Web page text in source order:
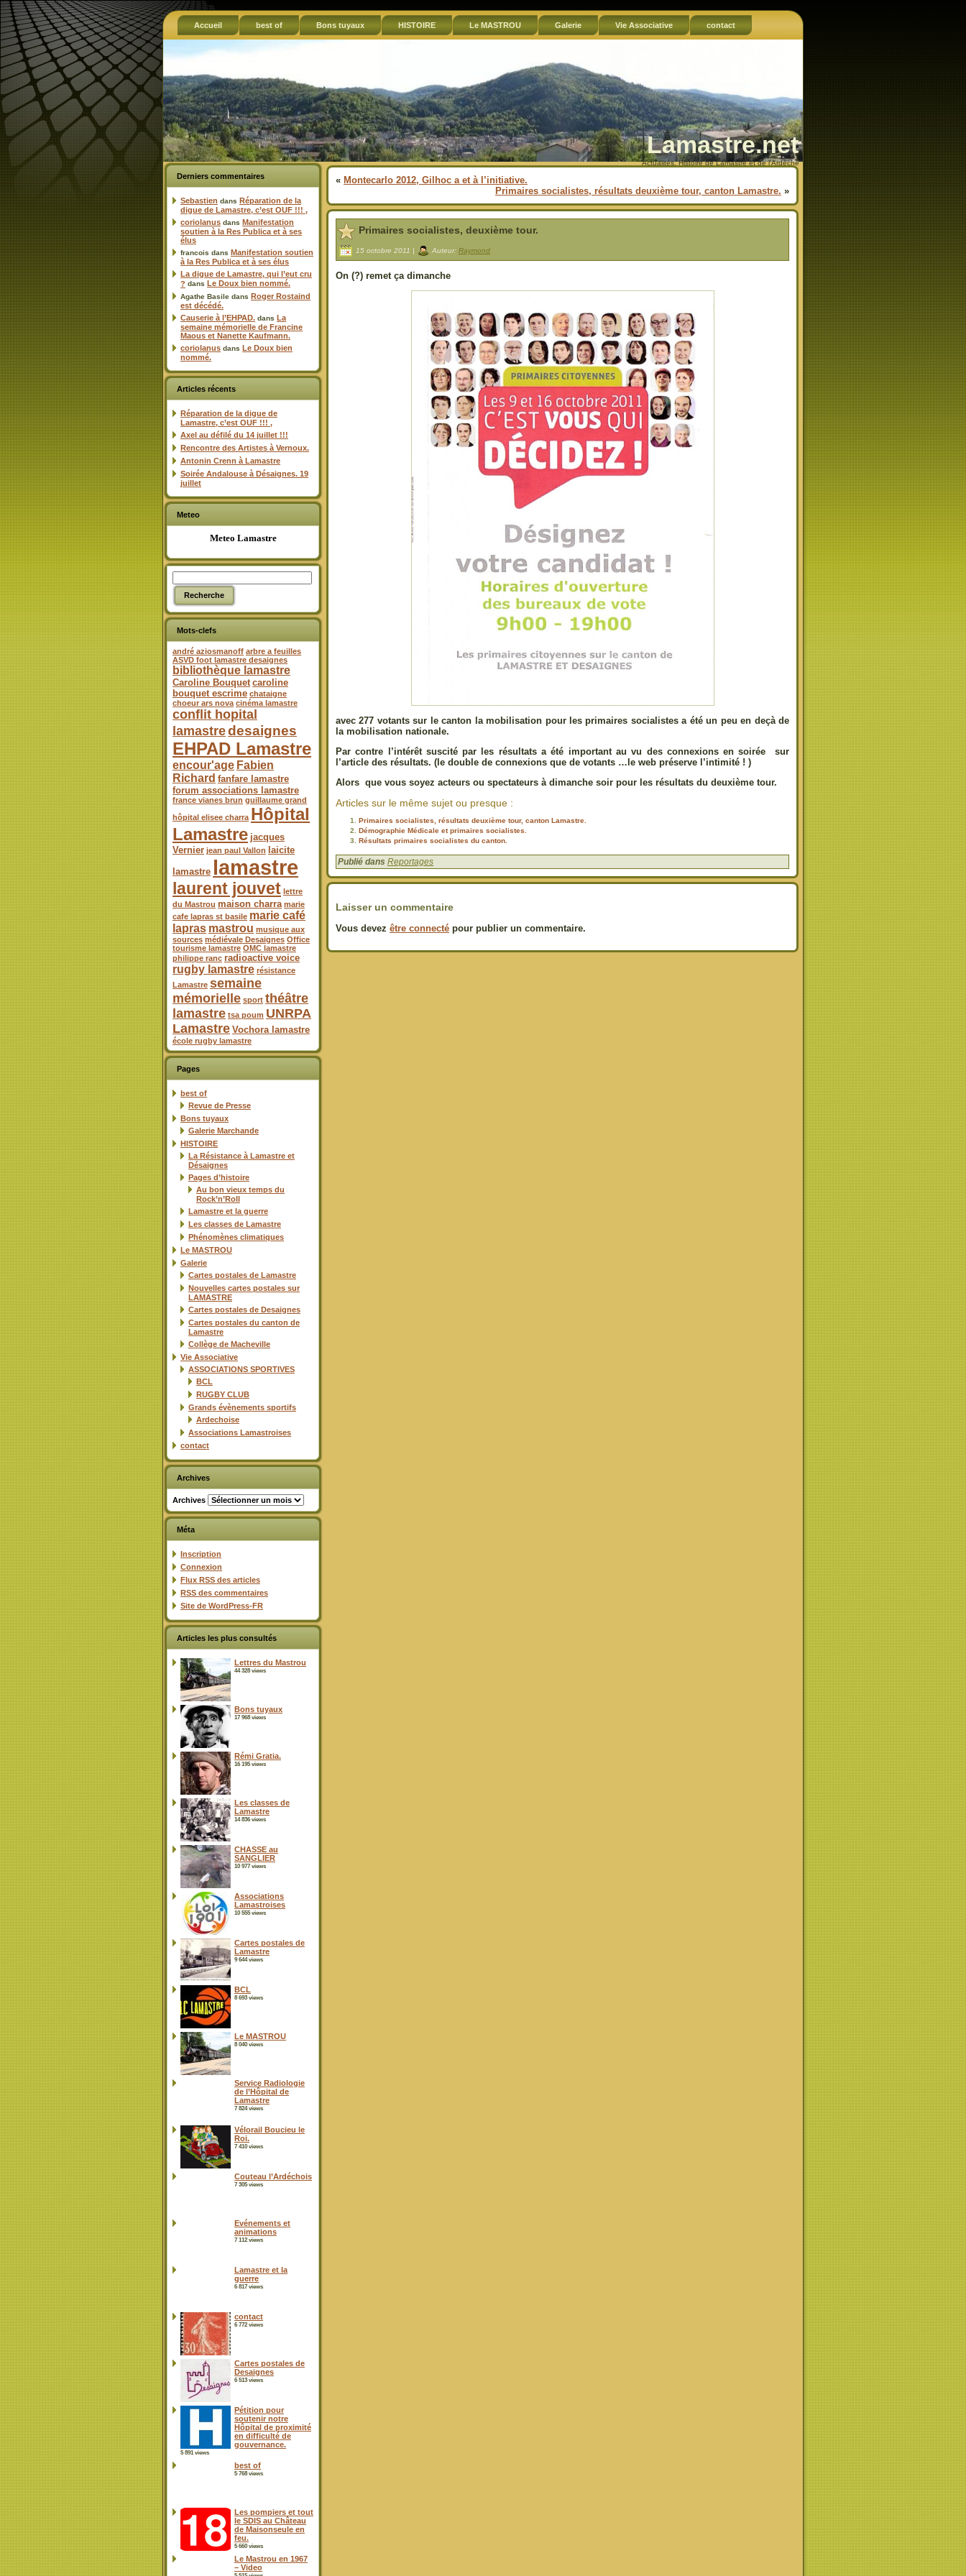
Accueil best of Bons tuyaux HISTOIRE Le MASTROU Galerie Vie Associative contact
Lamastre.net
Actualités, Histoire de Lamastre et de l'Ardèche
Derniers commentaires
Sebastien dans Réparation de la
digue de Lamastre, c’est OUF !!! ,
coriolanus dans Manifestation
soutien à la Res Publica et à ses
élus
francois dans Manifestation soutien
à la Res Publica et à ses élus
La digue de Lamastre, qui l’eut cru
? dans Le Doux bien nommé.
Agathe Basile dans Roger Rostaind
est décédé.
Causerie à l’EHPAD. dans La
semaine mémorielle de Francine
Maous et Nanette Kaufmann.
coriolanus dans Le Doux bien
nommé.
Articles récents
Réparation de la digue de
Lamastre, c’est OUF !!! ,
Axel au défilé du 14 juillet !!!
Rencontre des Artistes à Vernoux.
Antonin Crenn à Lamastre
Soirée Andalouse à Désaignes. 19
juillet
Meteo
Meteo Lamastre
Mots-clefs
andré aziosmanoff arbre a feuilles
ASVD foot lamastre desaignes
bibliothèque lamastre
Caroline Bouquet caroline
bouquet escrime chataigne
choeur ars nova cinéma lamastre
conflit hopital
lamastredesaignes
EHPAD Lamastre
encour'age Fabien
Richard fanfare lamastre
forum associations lamastre
france vianes brun guillaume grand
hôpital elisee charra Hôpital
Lamastre jacques
Vernier jean paul Vallon
laicite
lamastre lamastre
laurent jouvet lettre
du Mastrou maison charra marie
cafe lapras st basile marie café
lapras mastrou musique aux
sources médiévale Desaignes Office
tourisme lamastre OMC lamastre
philippe ranc radioactive voice
rugby lamastre résistance
Lamastre semaine
mémorielle sport théâtre
lamastre tsa poum UNRPA
Lamastre Vochora lamastre
école rugby lamastre
Pages
best of
Revue de Presse
Bons tuyaux
Galerie Marchande
HISTOIRE
La Résistance à Lamastre et
Désaignes
Pages d’histoire
Au bon vieux temps du
Rock’n’Roll
Lamastre et la guerre
Les classes de Lamastre
Phénomènes climatiques
Le MASTROU
Galerie
Cartes postales de Lamastre
Nouvelles cartes postales sur
LAMASTRE
Cartes postales de Desaignes
Cartes postales du canton de
Lamastre
Collège de Macheville
Vie Associative
ASSOCIATIONS SPORTIVES
BCL
RUGBY CLUB
Grands évènements sportifs
Ardechoise
Associations Lamastroises
contact
Archives
Archives
Méta
Inscription
Connexion
Flux RSS des articles
RSS des commentaires
Site de WordPress-FR
Articles les plus consultés
Lettres du Mastrou
44 328 views
Bons tuyaux
17 968 views
Rémi Gratia.
16 195 views
Les classes de
Lamastre
14 836 views
CHASSE au
SANGLIER
10 977 views
Associations
Lamastroises
10 555 views
Cartes postales de
Lamastre
9 644 views
BCL
8 693 views
Le MASTROU
8 040 views
Service Radiologie
de l’Hôpital de
Lamastre
7 824 views
Vélorail Boucieu le
Roi.
7 410 views
Couteau l’Ardéchois
7 305 views
Evénements et
animations
7 112 views
Lamastre et la
guerre
6 817 views
contact
6 772 views
Cartes postales de
Desaignes
6 513 views
Pétition pour
soutenir notre
Hôpital de proximité
en difficulté de
gouvernance.
5 891 views
best of
5 768 views
Les pompiers et tout
le SDIS au Château
de Maisonseule en
feu.
5 660 views
Le Mastrou en 1967
– Video
« Montecarlo 2012, Gilhoc a et à l’initiative.
Primaires socialistes, résultats deuxième tour, canton Lamastre. »
Primaires socialistes, deuxième tour.
15 octobre 2011 | Auteur: Raymond
On (?) remet ça dimanche
avec 277 votants sur le canton la mobilisation pour les primaires socialistes a été un peu en deçà de
la mobilisation nationale.
Par contre l’intérêt suscité par les résultats a été important au vu des connexions en soirée sur
l’article des résultats. (le double de connexions que de votants …le web préserve l’intimité ! )
Alors que vous soyez acteurs ou spectateurs à dimanche soir pour les résultats du deuxième tour.
Articles sur le même sujet ou presque :
Primaires socialistes, résultats deuxième tour, canton Lamastre.
Démographie Médicale et primaires socialistes.
Résultats primaires socialistes du canton.
Publié dans Reportages
Laisser un commentaire
Vous devez être connecté pour publier un commentaire.